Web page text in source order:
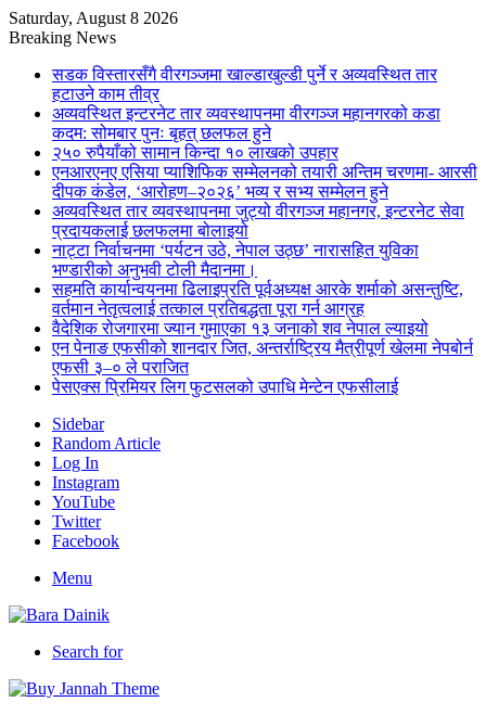
Saturday, August 8 2026
Breaking News
सडक विस्तारसँगै वीरगञ्जमा खाल्डाखुल्डी पुर्ने र अव्यवस्थित तार
हटाउने काम तीव्र
अव्यवस्थित इन्टरनेट तार व्यवस्थापनमा वीरगञ्ज महानगरको कडा
कदम: सोमबार पुनः बृहत् छलफल हुने
२५० रुपैयाँको सामान किन्दा १० लाखको उपहार
एनआरएनए एसिया प्याशिफिक सम्मेलनको तयारी अन्तिम चरणमा- आरसी
दीपक कंडेल, ‘आरोहण–२०२६’ भव्य र सभ्य सम्मेलन हुने
अव्यवस्थित तार व्यवस्थापनमा जुट्यो वीरगञ्ज महानगर, इन्टरनेट सेवा
प्रदायकलाई छलफलमा बोलाइयो
नाट्टा निर्वाचनमा ‘पर्यटन उठे, नेपाल उठ्छ’ नारासहित युविका
भण्डारीको अनुभवी टोली मैदानमा।
सहमति कार्यान्वयनमा ढिलाइप्रति पूर्वअध्यक्ष आरके शर्माको असन्तुष्टि,
वर्तमान नेतृत्वलाई तत्काल प्रतिबद्धता पूरा गर्न आग्रह
वैदेशिक रोजगारमा ज्यान गुमाएका १३ जनाको शव नेपाल ल्याइयो
एन पेनाङ एफसीको शानदार जित, अन्तर्राष्ट्रिय मैत्रीपूर्ण खेलमा नेपबोर्न
एफसी ३–० ले पराजित
पेसएक्स प्रिमियर लिग फुटसलको उपाधि मेन्टेन एफसीलाई
Sidebar
Random Article
Log In
Instagram
YouTube
Twitter
Facebook
Menu
Search for